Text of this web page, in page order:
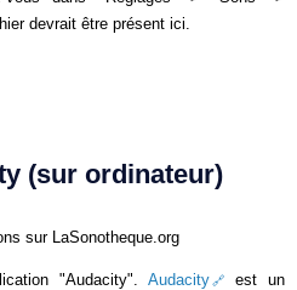
devrait être présent ici.
(sur ordinateur)
sur LaSonotheque.org
"Audacity". Audacity
est un